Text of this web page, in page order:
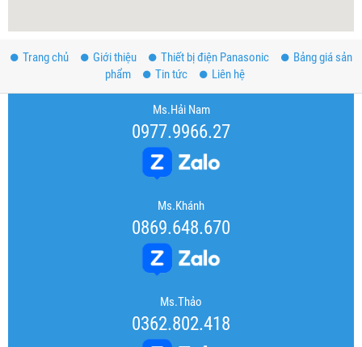
Trang chủ Giới thiệu Thiết bị điện Panasonic
Bảng giá sản
phẩm
Tin tức Liên hệ
Ms.Hải Nam
0977.9966.27
Ms.Khánh
0869.648.670
Ms.Thảo
0362.802.418